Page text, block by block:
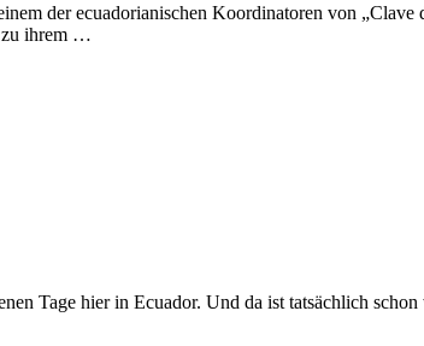
der ecuadorianischen Koordinatoren von
zu ihrem …
Tage hier in Ecuador. Und da ist tatsächlich